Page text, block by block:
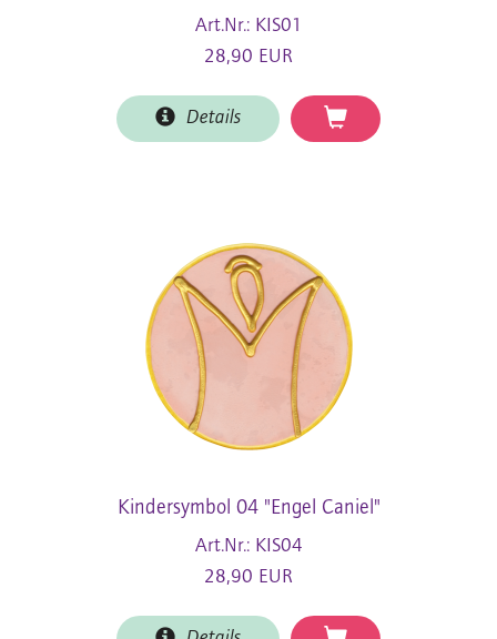
Art.Nr.: KIS01
28,90 EUR
Details
Kindersymbol 04 "Engel Caniel"
Art.Nr.: KIS04
28,90 EUR